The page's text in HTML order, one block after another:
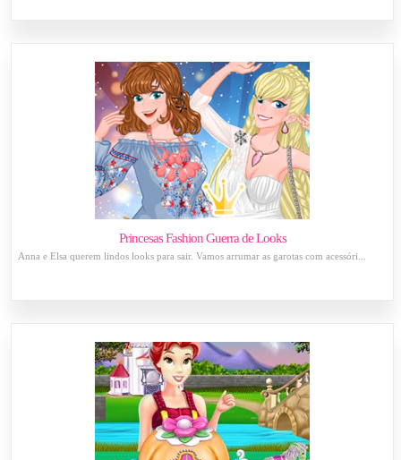
Princesas Fashion Guerra de Looks
Anna e Elsa querem lindos looks para sair. Vamos arrumar as garotas com acessóri...